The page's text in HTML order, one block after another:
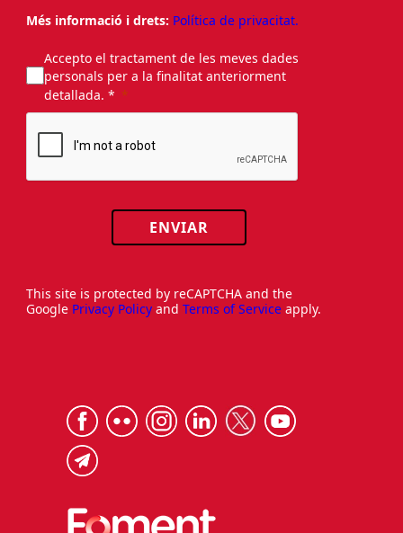
Més informació i drets: Política de privacitat.
Accepto el tractament de les meves dades
personals per a la finalitat anteriorment
detallada. *
ENVIAR
This site is protected by reCAPTCHA and the
Google Privacy Policy and Terms of Service apply.